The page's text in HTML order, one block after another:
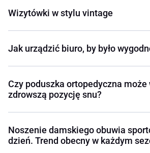
Wizytówki w stylu vintage
Jak urządzić biuro, by było
Czy poduszka ortopedyczna
zdrowszą pozycję snu?
Noszenie damskiego obuwia
dzień. Trend obecny w każdym